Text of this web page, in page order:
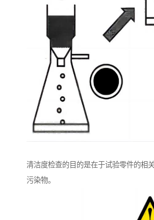
清洁度检查的目的是在于试验零件的相
污染物。